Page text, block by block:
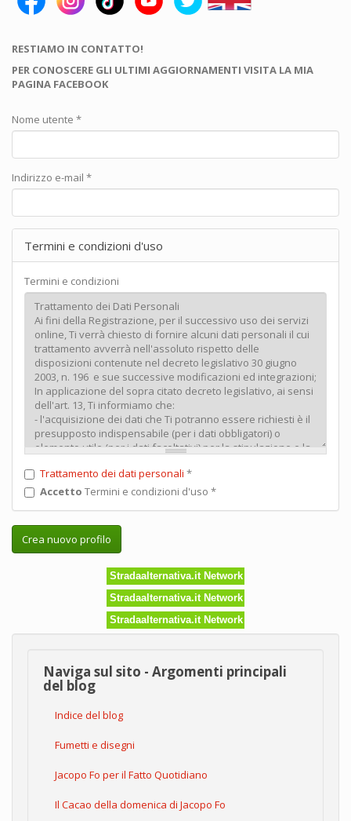
RESTIAMO IN CONTATTO!
PER CONOSCERE GLI ULTIMI AGGIORNAMENTI VISITA LA MIA
PAGINA FACEBOOK
Nome utente *
Indirizzo e-mail *
Termini e condizioni d'uso
Termini e condizioni
Trattamento dei dati personali *
Accetto Termini e condizioni d'uso *
Crea nuovo profilo
Stradaalternativa.it Network
Stradaalternativa.it Network
Stradaalternativa.it Network
Naviga sul sito - Argomenti principali
del blog
Indice del blog
Fumetti e disegni
Jacopo Fo per il Fatto Quotidiano
Il Cacao della domenica di Jacopo Fo